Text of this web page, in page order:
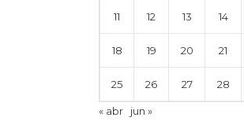
11 12 13 14
18 19 20 21
25 26 27 28
« abr jun »